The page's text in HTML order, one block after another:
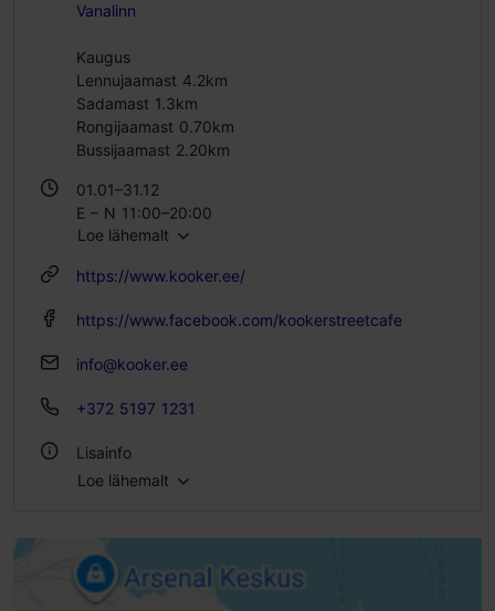
Vanalinn
Kaugus
Lennujaamast 4.2km
Sadamast 1.3km
Rongijaamast 0.70km
Bussijaamast 2.20km
01.01–31.12
E – N 11:00–20:00
R 11:00–21:00
Loe lähemalt
https://www.kooker.ee/
https://www.facebook.com/kookerstreetcafe
info@kooker.ee
+372 5197 1231
Lisainfo
Istekohtade arv: 2
Istekohti välikohvikus: 12
Hommikusöök: Jah
Loe lähemalt